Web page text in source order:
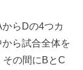
らDの4つカ
ら試合全体を
の間にBとC